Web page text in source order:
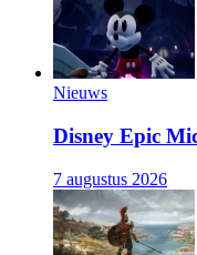
Nieuws
Disney Epic
7 augustus 2026